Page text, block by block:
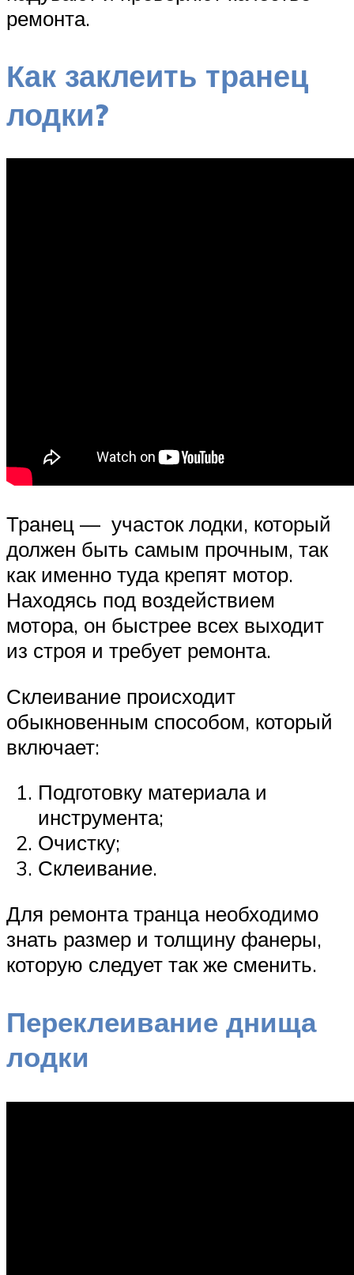
ремонта.
Как заклеить транец
лодки?
Транец — участок лодки, который
должен быть самым прочным, так
как именно туда крепят мотор.
Находясь под воздействием
мотора, он быстрее всех выходит
из строя и требует ремонта.
Склеивание происходит
обыкновенным способом, который
включает:
Подготовку материала и
инструмента;
Очистку;
Склеивание.
Для ремонта транца необходимо
знать размер и толщину фанеры,
которую следует так же сменить.
Переклеивание днища
лодки